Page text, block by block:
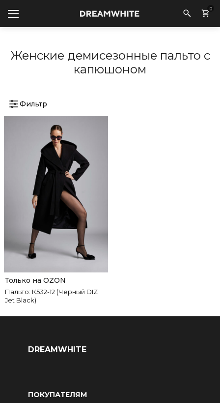
0
Женские демисезонные пальто с
капюшоном
Фильтр
Пальто: К532-12 (Черный DIZ
Jet Black)
Только на OZON
DREAMWHITE
ПОКУПАТЕЛЯМ